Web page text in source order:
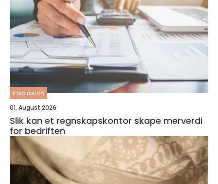
inspiration
01. August 2026
Slik kan et regnskapskontor skape merverdi
for bedriften